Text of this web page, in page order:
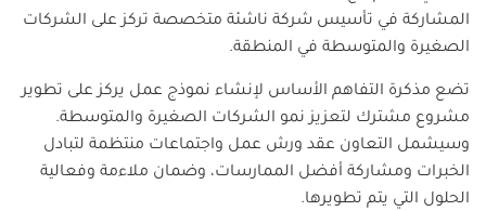
المشاركة في تأسيس شركة ناشئة متخصصة تركز على الشركات
الصغيرة والمتوسطة في المنطقة.
تضع مذكرة التفاهم الأساس لإنشاء نموذج عمل يركز على تطوير
مشروع مشترك لتعزيز نمو الشركات الصغيرة والمتوسطة.
وسيشمل التعاون عقد ورش عمل واجتماعات منتظمة لتبادل
الخبرات ومشاركة أفضل الممارسات، وضمان ملاءمة وفعالية
الحلول التي يتم تطويرها.